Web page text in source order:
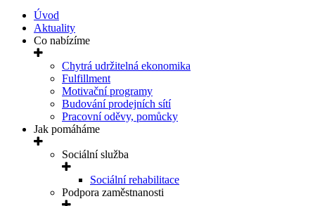
Úvod
Aktuality
Co nabízíme
Chytrá udržitelná ekonomika
Fulfillment
Motivační programy
Budování prodejních sítí
Pracovní oděvy, pomůcky
Jak pomáháme
Sociální služba
Sociální rehabilitace
Podpora zaměstnanosti